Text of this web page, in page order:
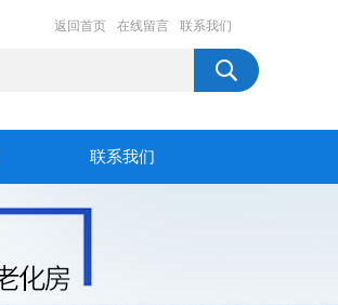
返回首页 在线留言 联系我们
联系我们